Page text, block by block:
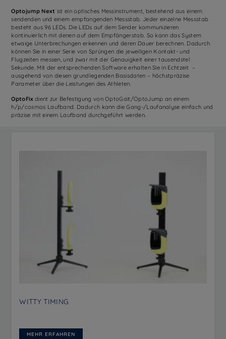
Optojump Next ist ein optisches Messinstrument, bestehend aus einem
sendenden und einem empfangenden Messstab. Jeder einzelne Messstab
besteht aus 96 LEDs. Die LEDs auf dem Sender kommunizieren
kontinuierlich mit denen auf dem Empfängerstab. So kann das System
etwaige Unterbrechungen erkennen und deren Dauer berechnen. Dadurch
können Sie in einer Serie von Sprüngen die jeweiligen Kontakt- und
Flugzeiten messen, und zwar mit der Genauigkeit einer tausendstel
Sekunde. Mit der entsprechenden Software erhalten Sie in Echtzeit –
ausgehend von diesen grundlegenden Basisdaten – höchstpräzise
Parameter über die Leistungen des Athleten.
OptoFix dient zur Befestigung von OptoGait/OptoJump an einem
h/p/cosmos Laufband. Dadurch kann die Gang-/Laufanalyse einfach und
präzise mit einem Laufband durchgeführt werden.
WITTY TIMING
MEHR ERFAHREN